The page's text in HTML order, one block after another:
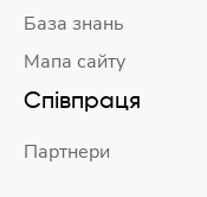
База знань
Мапа сайту
Співпраця
Партнери